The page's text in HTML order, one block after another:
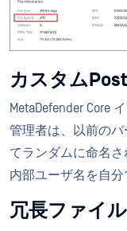
カスタム
MetaDefender Core
管理者は、以前のバ
てランダムに命名さ
内部ユーザ名を自分
冗長ファイ